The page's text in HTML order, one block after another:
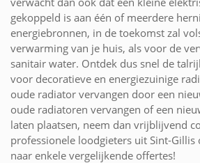
gekoppeld is aan één of meerdere
energiebronnen, in de toekomst zal
verwarming van je huis, als voor de
sanitair water. Ontdek dus snel de
voor decoratieve en energiezuinige
oude radiator vervangen door een
oude radiatoren vervangen of een
laten plaatsen, neem dan vrijblijvend
professionele loodgieters uit Sint-Gillis
naar enkele vergelijkende offertes!